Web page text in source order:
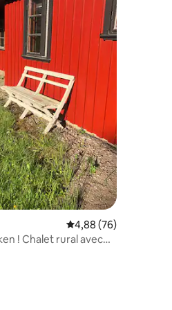
de 119 commentaires : 5 sur 5
Évaluation moyenne
4,88 (76)
! Chalet rural avec